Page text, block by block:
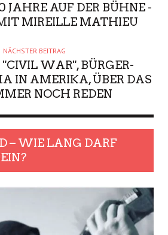
JAHRE AUF DER BÜHNE -
MIREILLE MATHIEU
NÄCHSTER BEITRAG
WAR", BÜRGER-
IN AMERIKA, ÜBER DAS
NOCH REDEN
– WIE LANG DARF